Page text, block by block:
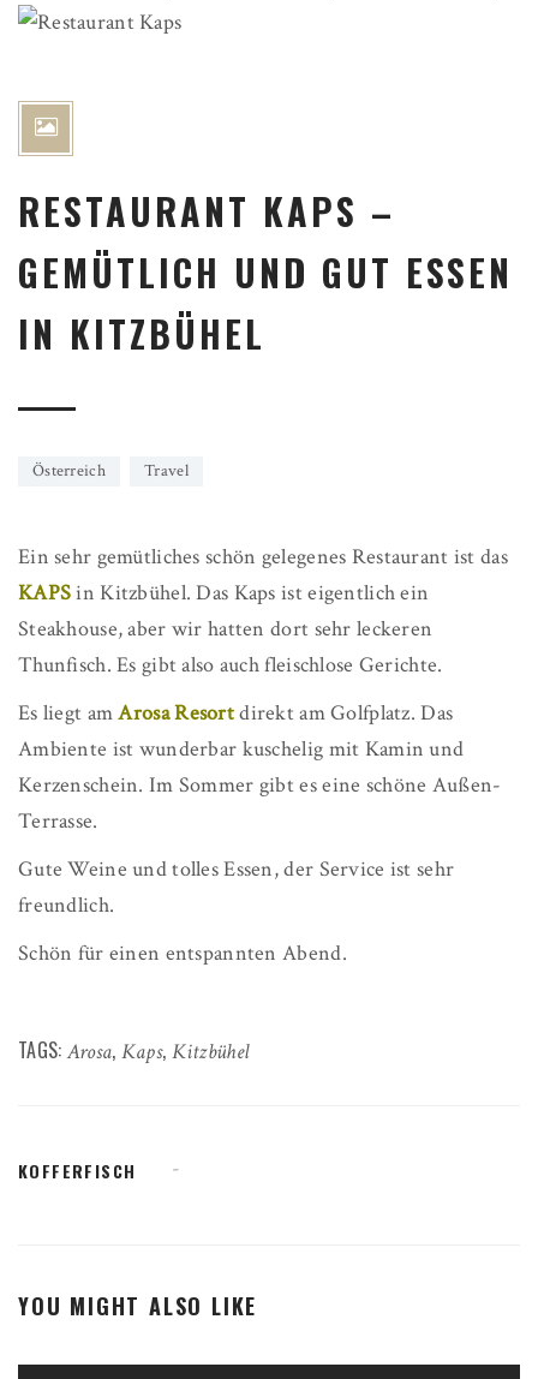
RESTAURANT KAPS –
GEMÜTLICH UND GUT ESSEN
IN KITZBÜHEL
Österreich Travel
Ein sehr gemütliches schön gelegenes Restaurant ist das
KAPSin Kitzbühel. Das Kaps ist eigentlich ein
Steakhouse, aber wir hatten dort sehr leckeren
Thunfisch. Es gibt also auch fleischlose Gerichte.
Es liegt amArosaResortdirekt am Golfplatz. Das
Ambiente ist wunderbar kuschelig mit Kamin und
Kerzenschein. Im Sommer gibt es eine schöne Außen-
Terrasse.
Gute Weine und tolles Essen, der Service ist sehr
freundlich.
Schön für einen entspannten Abend.
TAGS:Arosa, Kaps, Kitzbühel
KOFFERFISCH
YOU MIGHT ALSO LIKE